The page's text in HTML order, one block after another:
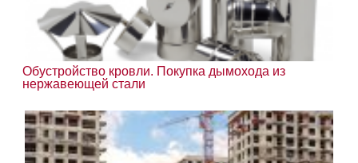
Обустройство кровли. Покупка дымохода из
нержавеющей стали